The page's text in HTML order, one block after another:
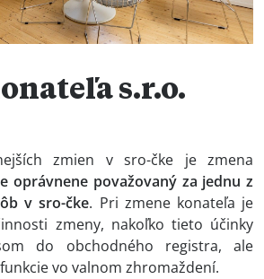
s.r.o.
zmien v sro-čke je zmena
oprávnene považovaný za jednu z
v sro-čke. Pri zmene konateľa je
zmeny, nakoľko tieto účinky
do obchodného registra, ale
vo valnom zhromaždení.